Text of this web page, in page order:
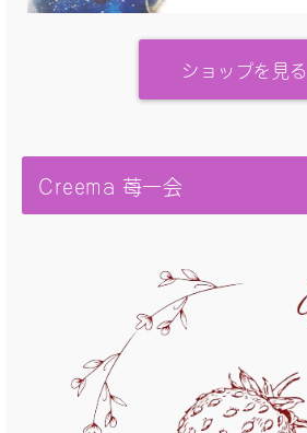
ショップを見る
Creema 苺一会